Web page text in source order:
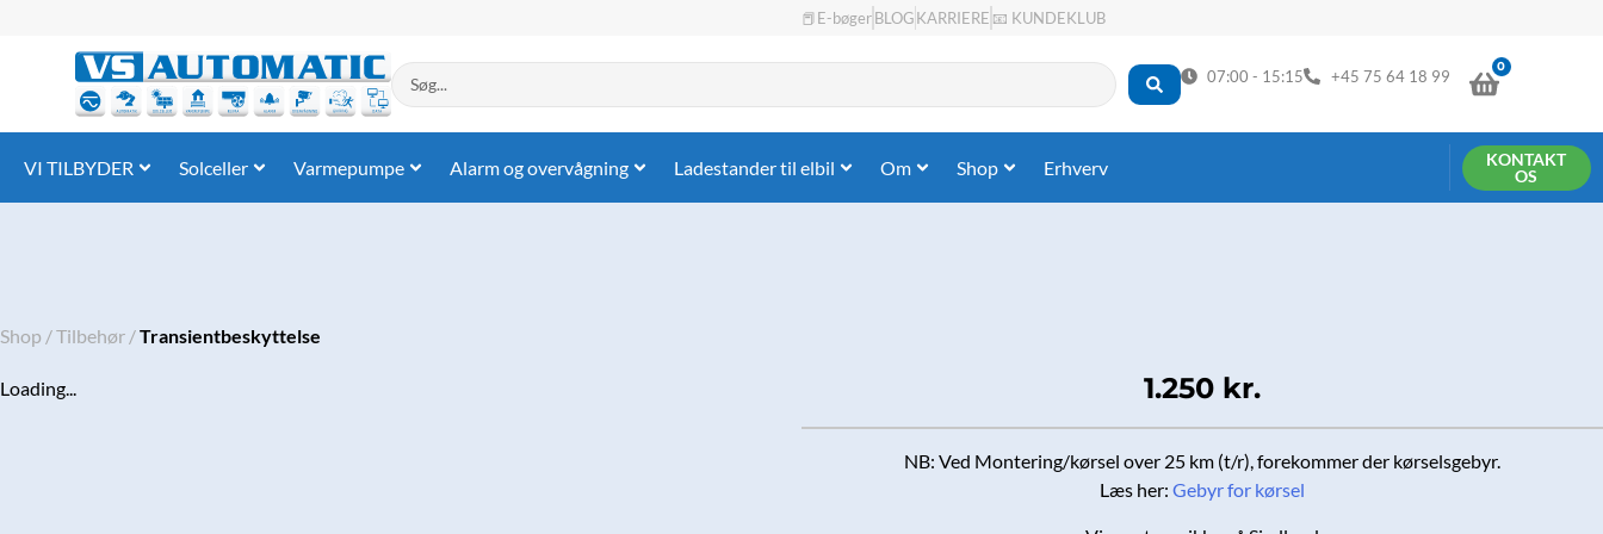
📕E-bøgerBLOGKARRIERE 📧 KUNDEKLUB
Search
...
07:00 - 15:15 +45 75 64 18 99
0
KURV
VI TILBYDER Solceller Varmepumpe Alarm og overvågning Ladestander til elbil Om Shop Erhverv
KONTAKT
OS
Shop /Tilbehør /Transientbeskyttelse
Loading... 1.250 kr.
NB: Ved Montering/kørsel over 25 km (t/r), forekommer der kørselsgebyr.
Læs her: Gebyr for kørsel